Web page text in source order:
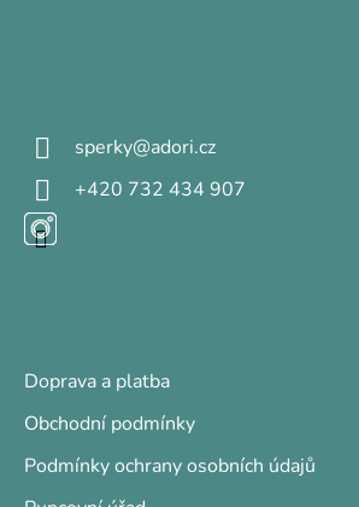
sperky@adori.cz
+420 732 434 907
Doprava a platba
Obchodní podmínky
Podmínky ochrany osobních údajů